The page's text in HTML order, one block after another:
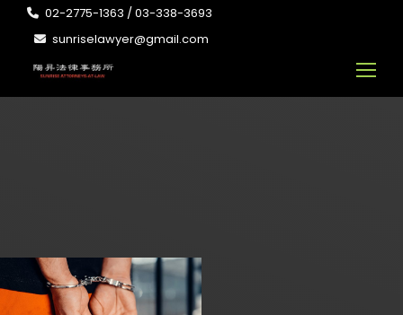
02-2775-1363 / 03-338-3693
sunriselawyer@gmail.com